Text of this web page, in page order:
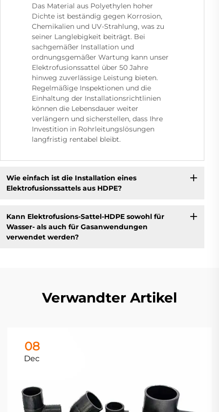
Das Material aus Polyethylen hoher
Dichte ist beständig gegen Korrosion,
Chemikalien und UV-Strahlung, was zu
seiner Langlebigkeit beiträgt. Bei
sachgemäßer Installation und
ordnungsgemäßer Wartung kann unser
Elektrofusionssattel über 50 Jahre
hinweg zuverlässige Leistung bieten.
Regelmäßige Inspektionen und die
Einhaltung der Installationsrichtlinien
können die Lebensdauer weiter
verlängern und sicherstellen, dass Ihre
Investition in Rohrleitungslösungen
langfristig rentabel bleibt.
Wie einfach ist die Installation eines
Elektrofusionssattels aus HDPE?
Kann Elektrofusions-Sattel-HDPE sowohl für
Wasser- als auch für Gasanwendungen
verwendet werden?
Verwandter Artikel
08
Dec